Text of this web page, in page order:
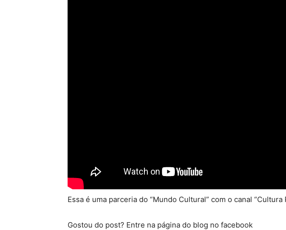
Essa é uma parceria do “Mundo Cultural” com o canal “Cultura
Gostou do post? Entre na página do blog no facebook